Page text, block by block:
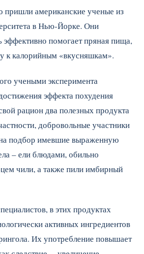
пришли американские ученые из
в Нью-Йорке. Они
эффективно помогает пряная пища,
к калорийным «вкусняшкам».
учеными эксперимента
эффекта похудения
рацион два полезных продукта
добровольные участники
подбор имевшие выраженную
– ели блюдами, обильно
чили, а также пили имбирный
в этих продуктах
активных ингредиентов
Их употребление повышает